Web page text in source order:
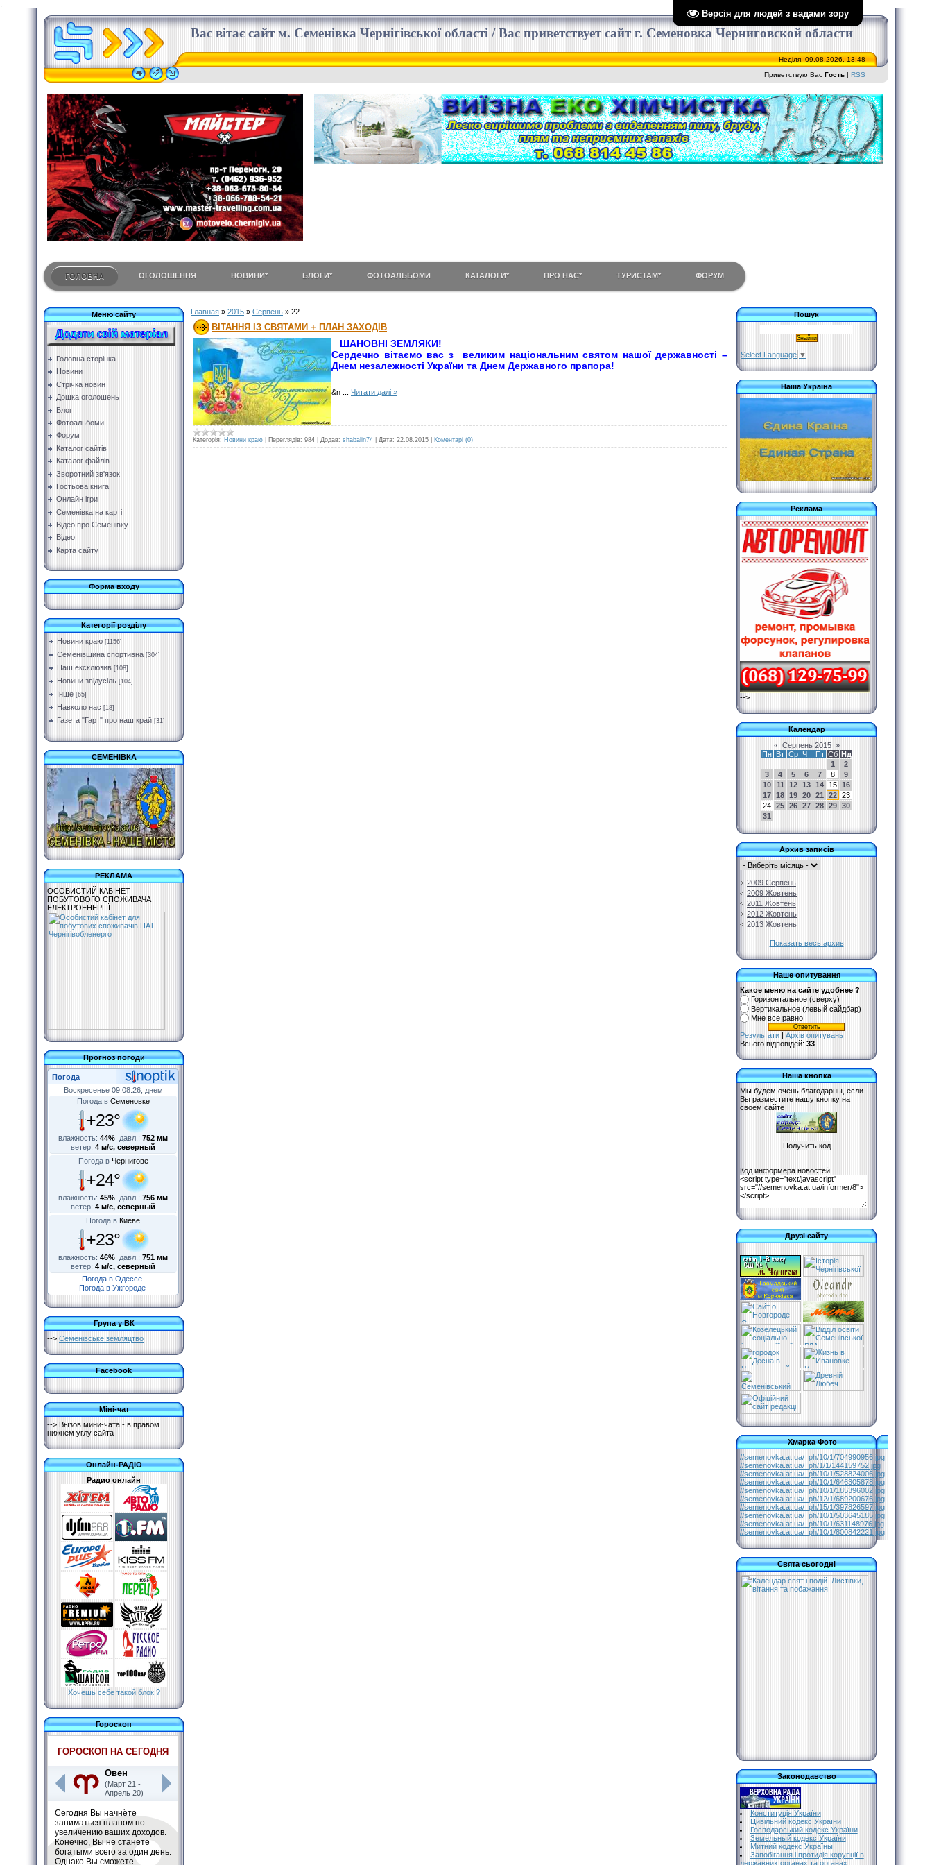
Версія для людей з вадами зору
Вас вітає сайт м. Семенівка Чернігівської області / Вас приветствует сайт г. Семеновка Черниговской области
Неділя, 09.08.2026, 13:48
Приветствую Вас Гость | RSS
ГОЛОВНА ОГОЛОШЕННЯ НОВИНИ* БЛОГИ* ФОТОАЛЬБОМИ КАТАЛОГИ* ПРО НАС* ТУРИСТАМ* ФОРУМ
Меню сайту
Головна сторінка
Новини
Стрічка новин
Дошка оголошень
Блог
Фотоальбоми
Форум
Каталог сайтів
Каталог файлів
Зворотний зв'язок
Гостьова книга
Онлайн ігри
Семенівка на карті
Відео про Семенівку
Відео
Карта сайту
Форма входу
Категорії розділу
Новини краю [1156]
Семенівщина спортивна [304]
Наш ексклюзив [108]
Новини звідусіль [104]
Інше [65]
Навколо нас [18]
Газета "Гарт" про наш край [31]
СЕМЕНІВКА
РЕКЛАМА
ОСОБИСТИЙ КАБІНЕТ
ПОБУТОВОГО СПОЖИВАЧА
ЕЛЕКТРОЕНЕРГІЇ
Прогноз погоди
Погода
Воскресенье 09.08.26, днем
Погода в Семеновке
+23°
влажность: 44% давл.: 752 мм
ветер: 4 м/с, северный
Погода в Чернигове
+24°
влажность: 45% давл.: 756 мм
ветер: 4 м/с, северный
Погода в Киеве
+23°
влажность: 46% давл.: 751 мм
ветер: 4 м/с, северный
Погода в Одессе
Погода в Ужгороде
Група у ВК
--> Семенівське земляцтво
Facebook
Міні-чат
--> Вызов мини-чата - в правом
нижнем углу сайта
Онлайн-РАДІО
Радио онлайн
Хочешь себе такой блок ?
Гороскоп
ГОРОСКОП НА СЕГОДНЯ
Овен
(Март 21 -
Апрель 20)
Сегодня Вы начнёте
заниматься планом по
увеличению ваших доходов.
Конечно, Вы не станете
богатыми всего за один день.
Однако Вы сможете
Главная » 2015 » Серпень » 22
ВІТАННЯ ІЗ СВЯТАМИ + ПЛАН ЗАХОДІВ
ШАНОВНІ ЗЕМЛЯКИ!
Сердечно вітаємо вас з великим національним святом нашої державності –
Днем незалежності України та Днем Державного прапора!
&n Читати далі »
Категорія: Новини краю Переглядів: 984 Додав: shabalin74 Дата: 22.08.2015 Коментарі (0)
Пошук
Select Language ▼
Наша Україна
Реклама
-->
Календар
« Серпень 2015 »
Пн Вт Ср Чт Пт Сб Нд
1
2
3
4 5 6 7 8
9
10
11 12 13 14 15 16
17 18 19 20 21 22 23
24 25 26 27 28 29 30
31
Архив записів
2009 Серпень
2009 Жовтень
2011 Жовтень
2012 Жовтень
2013 Жовтень
Показать весь архив
Наше опитування
Какое меню на сайте удобнее ?
Горизонтальное (сверху)
Вертикальное (левый сайдбар)
Мне все равно
Результати | Архів опитувань
Всього відповідей: 33
Наша кнопка
Мы будем очень благодарны, если
Вы разместите нашу кнопку на
своем сайте
Код информера новостей
Друзі сайту
Хмарка Фото
//semenovka.at.ua/_ph/10/1/704990956.jpg
//semenovka.at.ua/_ph/1/1/144159752.jpg
//semenovka.at.ua/_ph/10/1/528824006.jpg
//semenovka.at.ua/_ph/10/1/646305878.jpg
//semenovka.at.ua/_ph/10/1/185396002.jpg
//semenovka.at.ua/_ph/12/1/689200676.jpg
//semenovka.at.ua/_ph/15/1/397826597.jpg
//semenovka.at.ua/_ph/10/1/503645185.jpg
//semenovka.at.ua/_ph/10/1/631148976.jpg
//semenovka.at.ua/_ph/10/1/800842221.jpg
Свята сьогодні
Законодавство
Конституція України
Цивільний кодекс України
Господарський кодекс України
Земельный кодекс України
Митний кодекс Україны
Запобігання і протидія корупції в
державних органах та органах